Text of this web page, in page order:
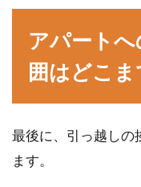
アパート
囲はどこま
最後に、引っ越しの
ます。